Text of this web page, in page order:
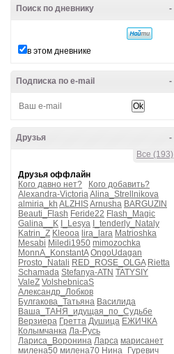
-
Поиск по дневнику
в этом дневнике
-
Подписка по e-mail
-
Друзья
Все (193)
Друзья оффлайн
Кого давно нет?
Кого добавить?
Alexandra-VictoriaAlina_Strellnikova
almiria_kh ALZHISArnusha BARGUZIN
Beauti_Flash Feride22 Flash_Magic
Galina__K
I_Lesya
I_tenderly_Nataly
Katrin_Z Kleooa lira_lara Matrioshka
Mesabi Miledi1950 mimozochka
MonnA_KonstantA OngoUdagan
Prosto_Natali RED_ROSE_OLGA Rietta
Schamada Stefanya-ATN TATYSIY
ValeZ VolshebnicaS
Александр_Лобков
Булгакова_Татьяна Василида
Ваша_ТАНЯ_идущая_по_Судьбе
Верзиера Гретта Душица ЕЖИЧКА
Колымчанка Ла-Русь
Лариса_Воронина Ларса марисанет
милена50 милена70 Нина_Гуревич